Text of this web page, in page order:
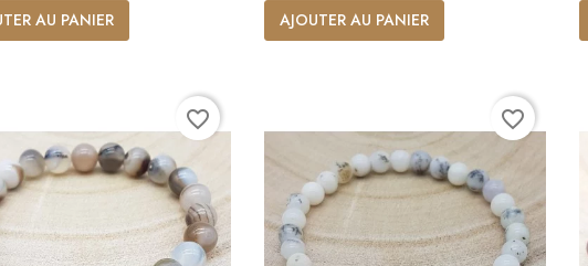
AU PANIER AJOUTER AU PANIER
favorite_border favorite_border